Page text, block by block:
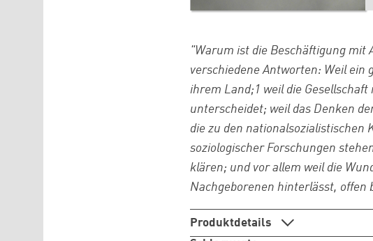
"Warum ist die Beschäftigung mit
verschiedene Antworten: Weil ein
ihrem Land;1 weil die
unterscheidet; weil das Denken
die zu den
soziologischer Forschungen
klären; und vor allem weil die
Nachgeborenen hinterlässt, offen
Produktdetails
Zum